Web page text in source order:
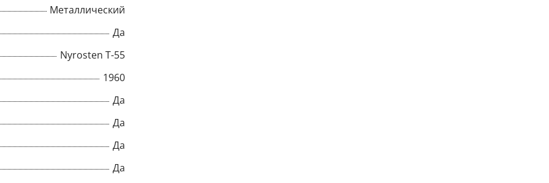
Металлический
Да
Nyrosten T-55
1960
Да
Да
Да
Да